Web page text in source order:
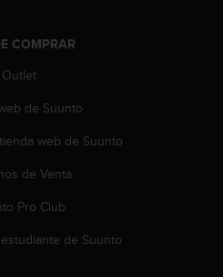
COMPRAR
Outlet
de Suunto
web de Suunto
de Venta
Pro Club
de Suunto